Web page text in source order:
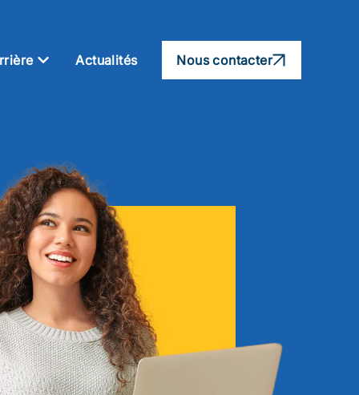
Actualités Nous contacter